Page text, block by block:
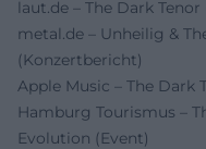
laut.de – The Dark
metal.de – Unheilig &
(Konzertbericht)
Apple Music – The Dark
Hamburg Tourismus –
Evolution (Event)